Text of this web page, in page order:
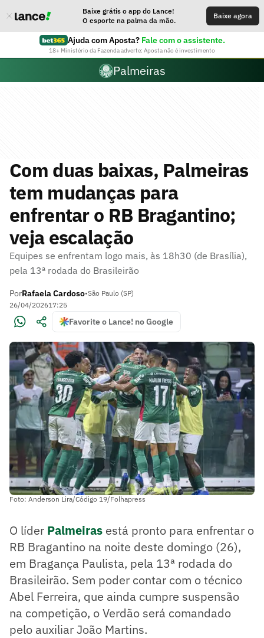
Baixe grátis o app do Lance!
O esporte na palma da mão.
Baixe agora
Ajuda com Aposta? Fale com o assistente.
18+ Ministério da Fazenda adverte: Aposta não é investimento
Palmeiras
Com duas baixas, Palmeiras
tem mudanças para
enfrentar o RB Bragantino;
veja escalação
Equipes se enfrentam logo mais, às 18h30 (de Brasília),
pela 13ª rodada do Brasileirão
PorRafaela Cardoso•São Paulo (SP)
26/04/202617:25
Favorite o Lance! no Google
Foto: Anderson Lira/Código 19/Folhapress
O líder Palmeiras está pronto para enfrentar o
RB Bragantino na noite deste domingo (26),
em Bragança Paulista, pela 13ª rodada do
Brasileirão. Sem poder contar com o técnico
Abel Ferreira, que ainda cumpre suspensão
na competição, o Verdão será comandado
pelo auxiliar João Martins.